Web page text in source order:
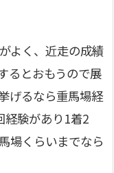
よく、近走の成績
るとおもうので展
げるなら重馬場経
経験があり1着2
場くらいまでなら